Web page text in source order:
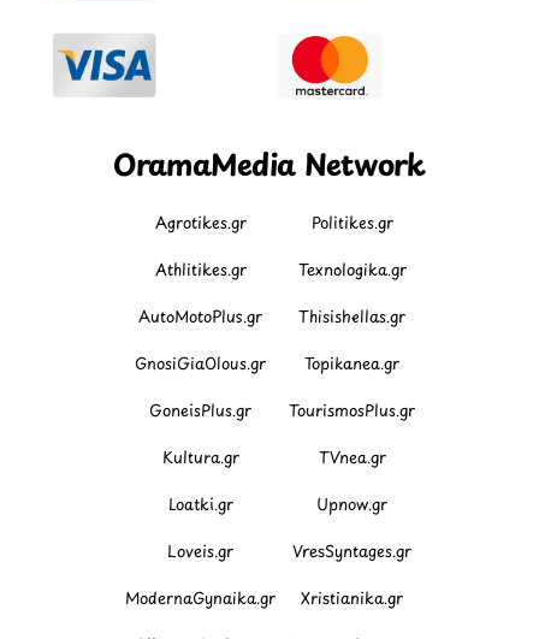
OramaMedia Network
Agrotikes.gr Politikes.gr
Athlitikes.gr Texnologika.gr
AutoMotoPlus.gr Thisishellas.gr
GnosiGiaOlous.gr Topikanea.gr
GoneisPlus.gr TourismosPlus.gr
Kultura.gr TVnea.gr
Loatki.gr Upnow.gr
Loveis.gr VresSyntages.gr
ModernaGynaika.gr Xristianika.gr